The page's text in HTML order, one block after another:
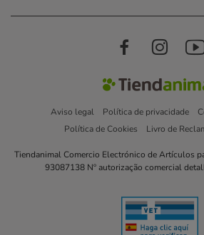
Aviso legal Política de privacidade
Política de Cookies
Livro de
Tiendanimal Comercio Electrónico de Artículos
93087138 Nº autorização comercial